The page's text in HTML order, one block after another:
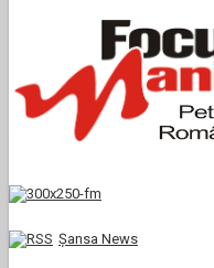
Şansa News